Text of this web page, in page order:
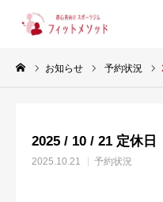
お知らせ 予約状況
2025 / 10 / 21 定休日
2025.10.21 予約状況
当ジムについて